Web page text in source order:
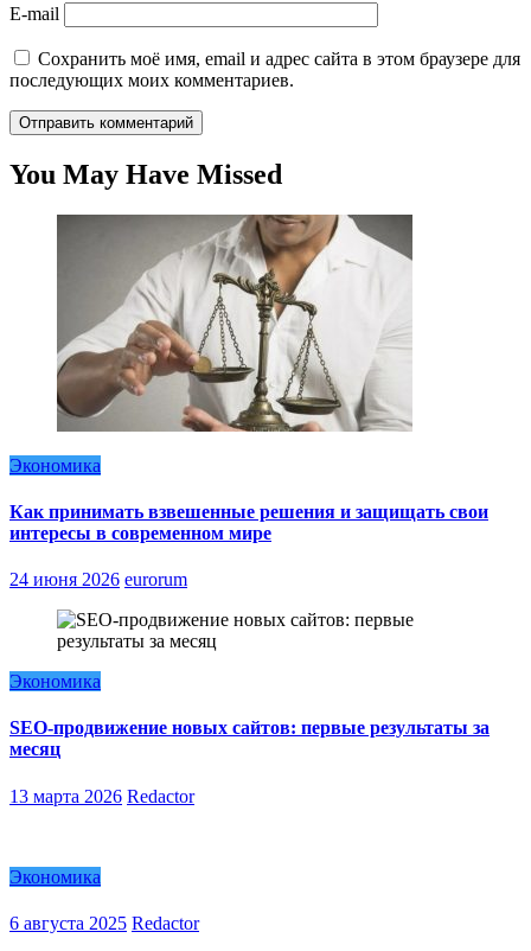
E-mail
Сохранить моё имя, email и адрес сайта в этом браузере для
последующих моих комментариев.
You May Have Missed
Экономика
Как принимать взвешенные решения и защищать свои
интересы в современном мире
24 июня 2026 eurorum
Экономика
SEO-продвижение новых сайтов: первые результаты за
месяц
13 марта 2026 Redactor
Экономика
6 августа 2025 Redactor